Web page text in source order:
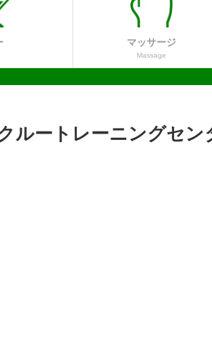
マッサージ
Massage
ルートレーニングセン